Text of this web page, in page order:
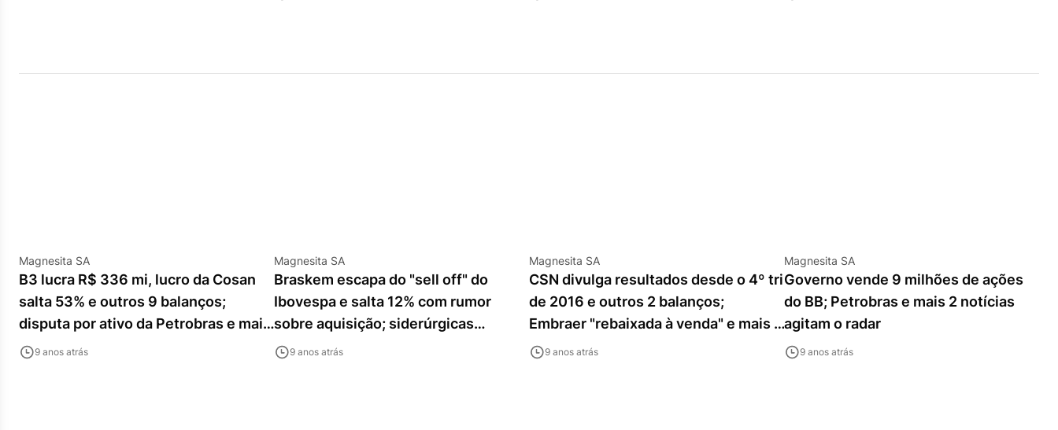
Magnesita SA
B3 lucra R$ 336 mi, lucro da Cosan
salta 53% e outros 9 balanços;
disputa por ativo da Petrobras e mais
destaques
9 anos atrás
Magnesita SA
Braskem escapa do "sell off" do
Ibovespa e salta 12% com rumor
sobre aquisição; siderúrgicas
afundam até 6%
9 anos atrás
Magnesita SA
CSN divulga resultados desde o 4º tri
de 2016 e outros 2 balanços;
Embraer "rebaixada à venda" e mais 9
notícias
9 anos atrás
Magnesita SA
Governo vende 9 milhões de ações
do BB; Petrobras e mais 2 notícias
agitam o radar
9 anos atrás